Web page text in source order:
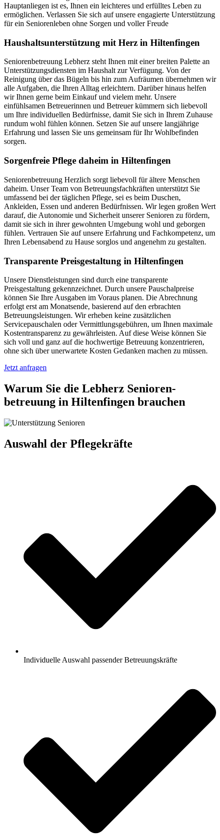
Hauptanliegen ist es, Ihnen ein leichteres und erfülltes Leben zu
ermöglichen. Verlassen Sie sich auf unsere engagierte Unterstützung
für ein Seniorenleben ohne Sorgen und voller Freude
Haushalts­unterstützung mit Herz in Hiltenfingen
Seniorenbetreuung Lebherz steht Ihnen mit einer breiten Palette an
Unterstützungsdiensten im Haushalt zur Verfügung. Von der
Reinigung über das Bügeln bis hin zum Aufräumen übernehmen wir
alle Aufgaben, die Ihren Alltag erleichtern. Darüber hinaus helfen
wir Ihnen gerne beim Einkauf und vielem mehr. Unsere
einfühlsamen Betreuerinnen und Betreuer kümmern sich liebevoll
um Ihre individuellen Bedürfnisse, damit Sie sich in Ihrem Zuhause
rundum wohl fühlen können. Setzen Sie auf unsere langjährige
Erfahrung und lassen Sie uns gemeinsam für Ihr Wohlbefinden
sorgen.
Sorgenfreie Pflege daheim in Hiltenfingen
Seniorenbetreuung Herzlich sorgt liebevoll für ältere Menschen
daheim. Unser Team von Betreuungsfachkräften unterstützt Sie
umfassend bei der täglichen Pflege, sei es beim Duschen,
Ankleiden, Essen und anderen Bedürfnissen. Wir legen großen Wert
darauf, die Autonomie und Sicherheit unserer Senioren zu fördern,
damit sie sich in ihrer gewohnten Umgebung wohl und geborgen
fühlen. Vertrauen Sie auf unsere Erfahrung und Fachkompetenz, um
Ihren Lebensabend zu Hause sorglos und angenehm zu gestalten.
Transparente Preisgestaltung in Hiltenfingen
Unsere Dienstleistungen sind durch eine transparente
Preisgestaltung gekennzeichnet. Durch unsere Pauschalpreise
können Sie Ihre Ausgaben im Voraus planen. Die Abrechnung
erfolgt erst am Monatsende, basierend auf den erbrachten
Betreuungsleistungen. Wir erheben keine zusätzlichen
Servicepauschalen oder Vermittlungsgebühren, um Ihnen maximale
Kostentransparenz zu gewährleisten. Auf diese Weise können Sie
sich voll und ganz auf die hochwertige Betreuung konzentrieren,
ohne sich über unerwartete Kosten Gedanken machen zu müssen.
Jetzt anfragen
Warum Sie die Lebherz Senioren­
betreuung in Hiltenfingen brauchen
Auswahl der Pflegekräfte
Individuelle Auswahl passender Betreuungskräfte